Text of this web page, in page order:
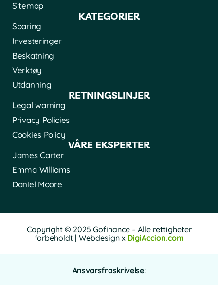
Sitemap
KATEGORIER
Sparing
Investeringer
Beskatning
Verktøy
Utdanning
RETNINGSLINJER
Legal warning
Privacy Policies
Cookies Policy
VÅRE EKSPERTER
James Carter
Emma Williams
Daniel Moore
Copyright © 2025 Gofinance – Alle rettigheter
forbeholdt | Webdesign x DigiAccion.com
Ansvarsfraskrivelse: